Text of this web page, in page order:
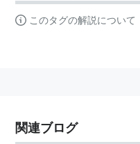
このタグの解説について
関連ブログ